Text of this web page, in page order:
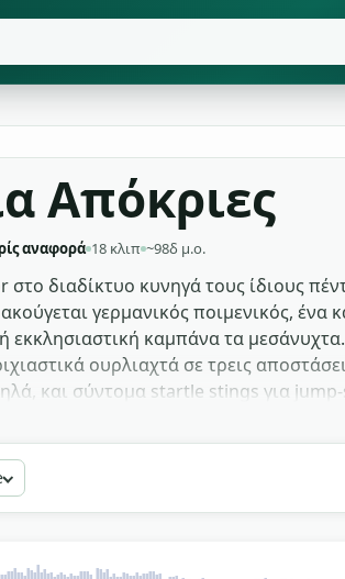
Απόκριες
αναφορά 18 κλιπ ~98δ μ.ο.
διαδίκτυο κυνηγά τους ίδιους
γερμανικός ποιμενικός, ένα
εκκλησιαστική καμπάνα τα
ουρλιαχτά σε τρεις
και σύντομα startle stings για
τα πιο σύντομα καρκαρίσματα και
tracks φιλικά προς προβολή. Όλο το